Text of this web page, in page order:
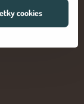
cookies